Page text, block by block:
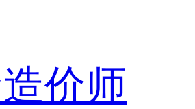
价师